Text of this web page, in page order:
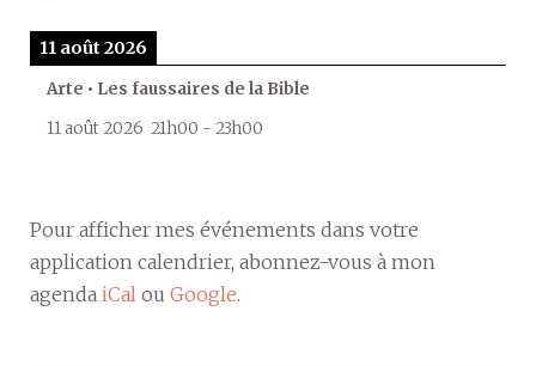
11 août 2026
Arte • Les faussaires de la Bible
11 août 2026 21h00 - 23h00
Pour afficher mes événements dans votre
application calendrier, abonnez-vous à mon
agenda iCal ou Google.